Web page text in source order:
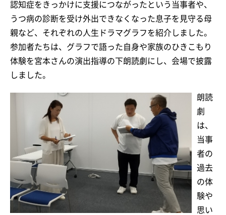
認知症をきっかけに支援につながったという当事者や、
うつ病の診断を受け外出できなくなった息子を見守る母
親など、それぞれの人生ドラマグラフを紹介しました。
参加者たちは、グラフで語った自身や家族のひきこもり
体験を宮本さんの演出指導の下朗読劇にし、会場で披露
しました。
朗読
劇
は、
当事
者の
過去
の体
験や
思い